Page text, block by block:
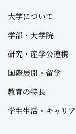
大学について
学部・大学院
研究・産学公連携
国際展開・留学
教育の特長
学生生活・キャリア